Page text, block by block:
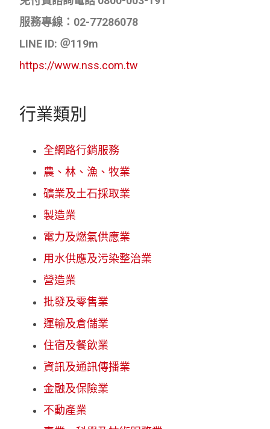
服務專線：02-77286078
LINE ID: ＠119m
https://www.nss.com.tw
行業類別
全網路行銷服務
農、林、漁、牧業
礦業及土石採取業
製造業
電力及燃氣供應業
用水供應及污染整治業
營造業
批發及零售業
運輸及倉儲業
住宿及餐飲業
資訊及通訊傳播業
金融及保險業
不動產業